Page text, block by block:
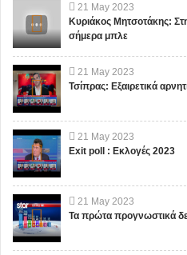
21 May 2023
Κυριάκος Μητσοτάκης:
σήμερα μπλε
21 May 2023
Τσίπρας: Εξαιρετικά
21 May 2023
Exit poll : Εκλογές 2023
21 May 2023
Τα πρώτα προγνωστικά